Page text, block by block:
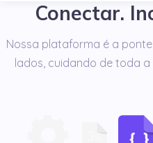
Conectar.
Nossa plataforma é a
lados, cuidando de toda